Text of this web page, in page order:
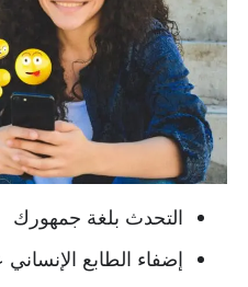
التحدث بلغة جمهورك
إضفاء الطابع